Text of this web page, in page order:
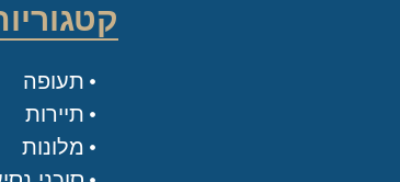
קטגוריות
תעופה
תיירות
מלונות